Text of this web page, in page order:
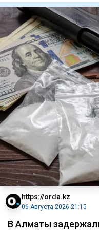
https://orda.kz
06 Августа 2026 21:15
В Алматы